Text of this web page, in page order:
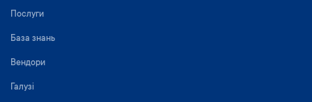
Послуги
База знань
Вендори
Галузі